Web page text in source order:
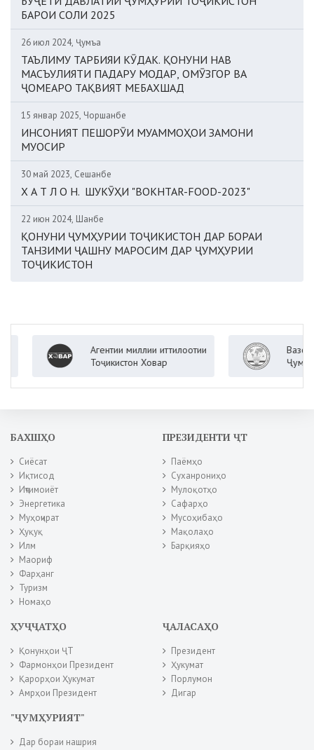
БАРОИ СОЛИ 2025
26 июл 2024, Ҷумъа
ТАЪЛИМУ ТАРБИЯИ КӮДАК. ҚОНУНИ НАВ
МАСЪУЛИЯТИ ПАДАРУ МОДАР, ОМӮЗГОР ВА
ҶОМЕАРО ТАҚВИЯТ МЕБАХШАД
15 январ 2025, Чоршанбе
ИНСОНИЯТ ПЕШОРӮИ МУАММОҲОИ ЗАМОНИ
МУОСИР
30 май 2023, Сешанбе
Х А Т Л О Н. ШУКӮҲИ "BOKHTAR-FOOD-2023"
22 июн 2024, Шанбе
ҚОНУНИ ҶУМҲУРИИ ТОҶИКИСТОН ДАР БОРАИ
ТАНЗИМИ ҶАШНУ МАРОСИМ ДАР ҶУМҲУРИИ
ТОҶИКИСТОН
Агентии миллии иттилоотии
Тоҷикистон Ховар
Вазорати
Ҷумҳурии
БАХШҲО
Сиёсат
Иқтисод
Иҷтимоиёт
Энергетика
Муҳоҷират
Ҳуқуқ
Илм
Маориф
Фарҳанг
Туризм
Номаҳо
ПРЕЗИДЕНТИ ҶТ
Паёмҳо
Суханрониҳо
Мулоқотҳо
Сафарҳо
Мусоҳибаҳо
Мақолаҳо
Барқияҳо
ҲУҶҶАТҲО
Қонунҳои ҶТ
Фармонҳои Президент
Қарорҳои Ҳукумат
Амрҳои Президент
ҶАЛАСАҲО
Президент
Ҳукумат
Порлумон
Дигар
"ҶУМҲУРИЯТ"
Дар бораи нашрия